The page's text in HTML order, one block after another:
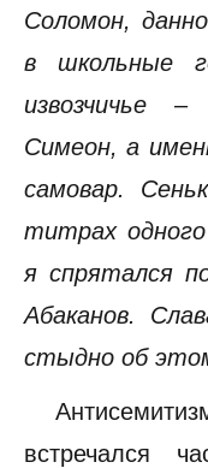
Соломон,
в школьные
извозчичье
Симеон, а
самовар.
титрах
я спрятался
Абаканов.
стыдно об
встречался